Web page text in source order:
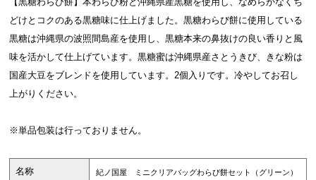
どけとコクのある黒糖味に仕上げました。黒糖わらび餅に使用している
黒糖は沖縄県の波照間島産を使用し、黒糖本来の鼻抜けの良い香りと風
味を活かして仕上げています。黒糖蜜は沖縄県産さとうきび、きな粉は
国産大豆をブレンドを使用しています。2個入りです。冷やしてお召し
上がりください。
※単品包装は行っておりません。
名称 紀ノ国屋 ミニクリアバッグわらび餅セット（グリーン）